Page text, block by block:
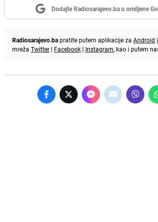
Dodajte Radiosarajevo.ba u omiljene
Radiosarajevo.bapratite putem aplikacije za Android |
mreža Twitter | Facebook | Instagram, kao i putem